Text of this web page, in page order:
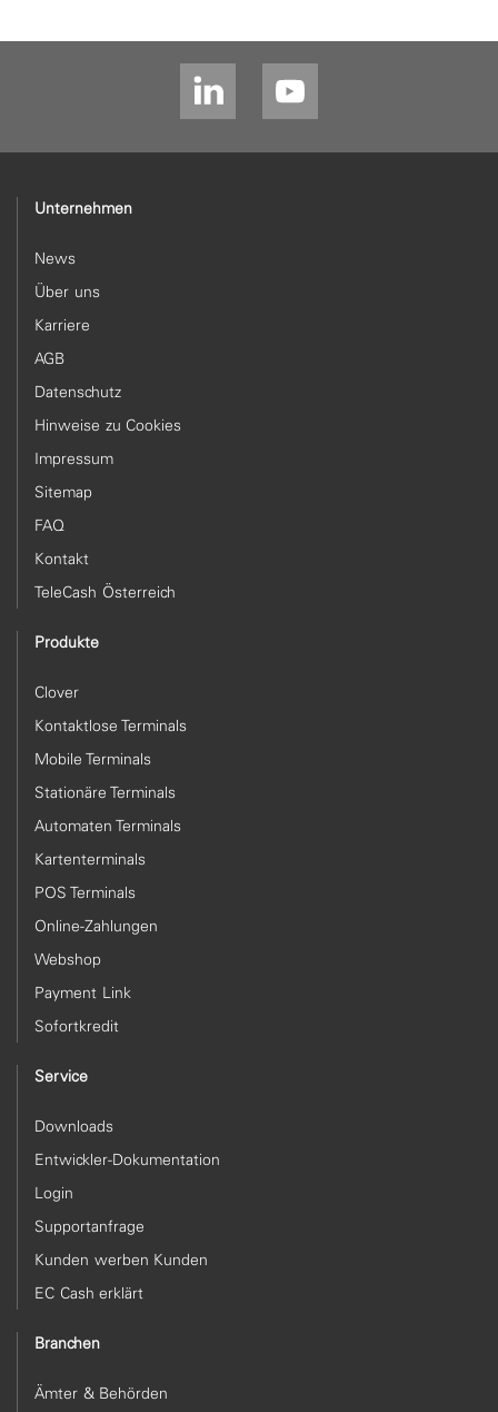
Unternehmen
News
Über uns
Karriere
AGB
Datenschutz
Hinweise zu Cookies
Impressum
Sitemap
FAQ
Kontakt
TeleCash Österreich
Produkte
Clover
Kontaktlose Terminals
Mobile Terminals
Stationäre Terminals
Automaten Terminals
Kartenterminals
POS Terminals
Online-Zahlungen
Webshop
Payment Link
Sofortkredit
Service
Downloads
Entwickler-Dokumentation
Login
Supportanfrage
Kunden werben Kunden
EC Cash erklärt
Branchen
Ämter & Behörden